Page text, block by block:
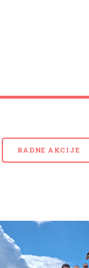
RADNE AKCIJE